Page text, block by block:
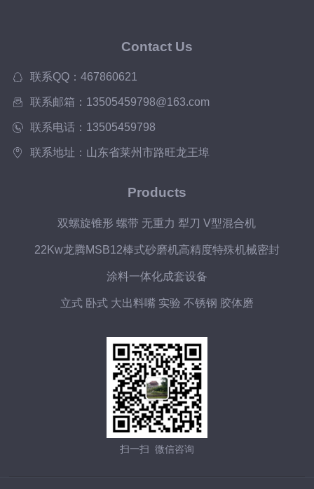
Contact Us
联系QQ：467860621
联系邮箱：13505459798@163.com
联系电话：13505459798
联系地址：山东省莱州市路旺龙王埠
Products
双螺旋锥形 螺带 无重力 犁刀 V型混合机
22Kw龙腾MSB12棒式砂磨机高精度特殊机械密封
涂料一体化成套设备
立式 卧式 大出料嘴 实验 不锈钢 胶体磨
扫一扫 微信咨询